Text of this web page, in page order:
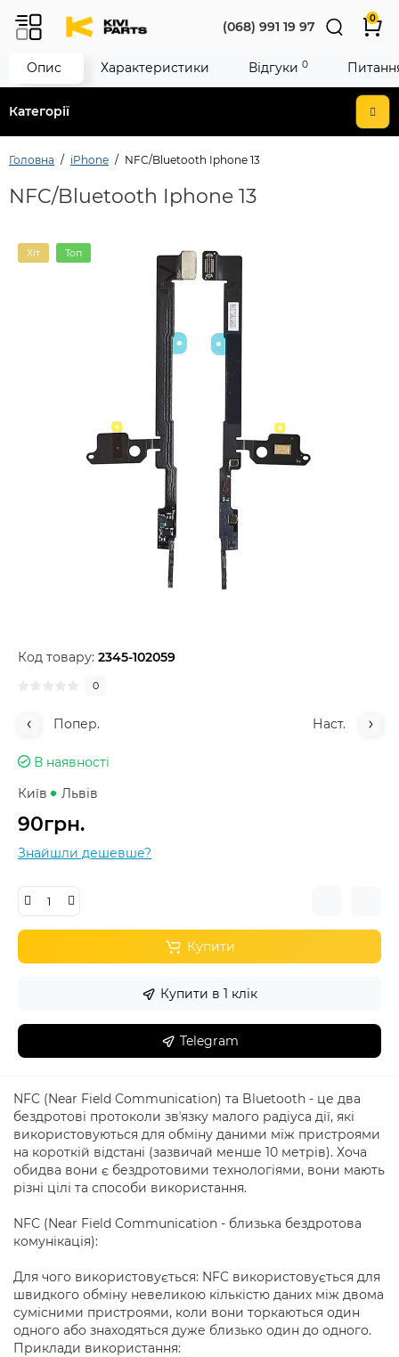
Категорії
(068) 991 19 97
0
Головна iPhone NFC/Bluetooth Iphone 13
NFC/Bluetooth Iphone 13
Хіт Топ
Код товару: 2345-102059
0
Попер. Наст.
В наявності
Київ
Львів
90грн.
Знайшли дешевше?
Купити
Купити в 1 клік
Telegram
Опис Характеристики Відгуки 0
NFC (Near Field Communication) та Bluetooth - це два
бездротові протоколи звʼязку малого радіуса дії, які
використовуються для обміну даними між пристроями
на короткій відстані (зазвичай менше 10 метрів). Хоча
обидва вони є бездротовими технологіями, вони мають
різні цілі та способи використання.
NFC (Near Field Communication - близька бездротова
комунікація):
Для чого використовується: NFC використовується для
швидкого обміну невеликою кількістю даних між двома
сумісними пристроями, коли вони торкаються один
одного або знаходяться дуже близько один до одного.
Приклади використання: